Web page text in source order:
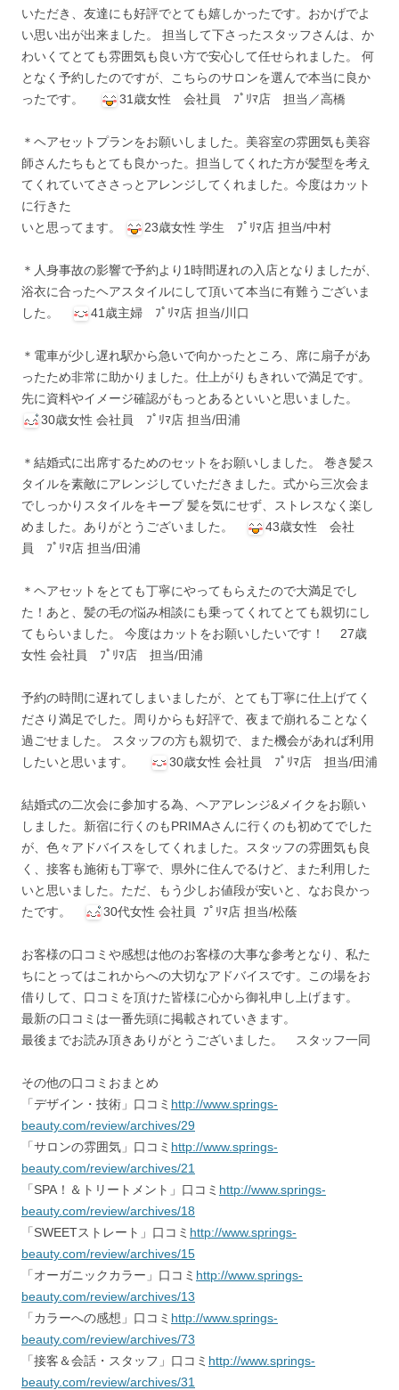
いただき、友達にも好評でとても嬉しかったです。おかげでよ
い思い出が出来ました。 担当して下さったスタッフさんは、か
わいくてとても雰囲気も良い方で安心して任せられました。 何
となく予約したのですが、こちらのサロンを選んで本当に良か
ったです。
31歳女性 会社員 ﾌﾟﾘﾏ店 担当／高橋
＊ヘアセットプランをお願いしました。美容室の雰囲気も美容
師さんたちもとても良かった。担当してくれた方が髪型を考え
てくれていてささっとアレンジしてくれました。今度はカット
に行きた
いと思ってます。
23歳女性 学生 ﾌﾟﾘﾏ店 担当/中村
＊人身事故の影響で予約より1時間遅れの入店となりましたが、
浴衣に合ったヘアスタイルにして頂いて本当に有難うございま
した。
41歳主婦 ﾌﾟﾘﾏ店 担当/川口
＊電車が少し遅れ駅から急いで向かったところ、席に扇子があ
ったため非常に助かりました。仕上がりもきれいで満足です。
先に資料やイメージ確認がもっとあるといいと思いました。
30歳女性 会社員 ﾌﾟﾘﾏ店 担当/田浦
＊結婚式に出席するためのセットをお願いしました。 巻き髪ス
タイルを素敵にアレンジしていただきました。式から三次会ま
でしっかりスタイルをキープ 髪を気にせず、ストレスなく楽し
めました。ありがとうございました。
43歳女性 会社
員 ﾌﾟﾘﾏ店 担当/田浦
＊ヘアセットをとても丁寧にやってもらえたので大満足でし
た！あと、髪の毛の悩み相談にも乗ってくれてとても親切にし
てもらいました。 今度はカットをお願いしたいです！ 27歳
女性 会社員 ﾌﾟﾘﾏ店 担当/田浦
予約の時間に遅れてしまいましたが、とても丁寧に仕上げてく
ださり満足でした。周りからも好評で、夜まで崩れることなく
過ごせました。 スタッフの方も親切で、また機会があれば利用
したいと思います。
30歳女性 会社員 ﾌﾟﾘﾏ店 担当/田浦
結婚式の二次会に参加する為、ヘアアレンジ&メイクをお願い
しました。新宿に行くのもPRIMAさんに行くのも初めてでした
が、色々アドバイスをしてくれました。スタッフの雰囲気も良
く、接客も施術も丁寧で、県外に住んでるけど、また利用した
いと思いました。ただ、もう少しお値段が安いと、なお良かっ
たです。
30代女性 会社員 ﾌﾟﾘﾏ店 担当/松蔭
お客様の口コミや感想は他のお客様の大事な参考となり、私た
ちにとってはこれからへの大切なアドバイスです。この場をお
借りして、口コミを頂けた皆様に心から御礼申し上げます。
最新の口コミは一番先頭に掲載されていきます。
最後までお読み頂きありがとうございました。 スタッフ一同
その他の口コミおまとめ
「デザイン・技術」口コミ http://www.springs-
beauty.com/review/archives/29
「サロンの雰囲気」口コミ http://www.springs-
beauty.com/review/archives/21
「SPA！＆トリートメント」口コミ http://www.springs-
beauty.com/review/archives/18
「SWEETストレート」口コミ http://www.springs-
beauty.com/review/archives/15
「オーガニックカラー」口コミ http://www.springs-
beauty.com/review/archives/13
「カラーへの感想」口コミ http://www.springs-
beauty.com/review/archives/73
「接客＆会話・スタッフ」口コミ http://www.springs-
beauty.com/review/archives/31